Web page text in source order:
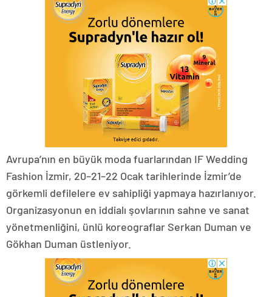
Avrupa’nın en büyük moda fuarlarından IF Wedding
Fashion İzmir, 20–21–22 Ocak tarihlerinde İzmir’de
görkemli defilelere ev sahipliği yapmaya hazırlanıyor.
Organizasyonun en iddialı şovlarının sahne ve sanat
yönetmenliğini, ünlü koreograflar Serkan Duman ve
Gökhan Duman üstleniyor.